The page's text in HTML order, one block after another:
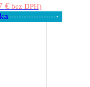
€bez DPH)